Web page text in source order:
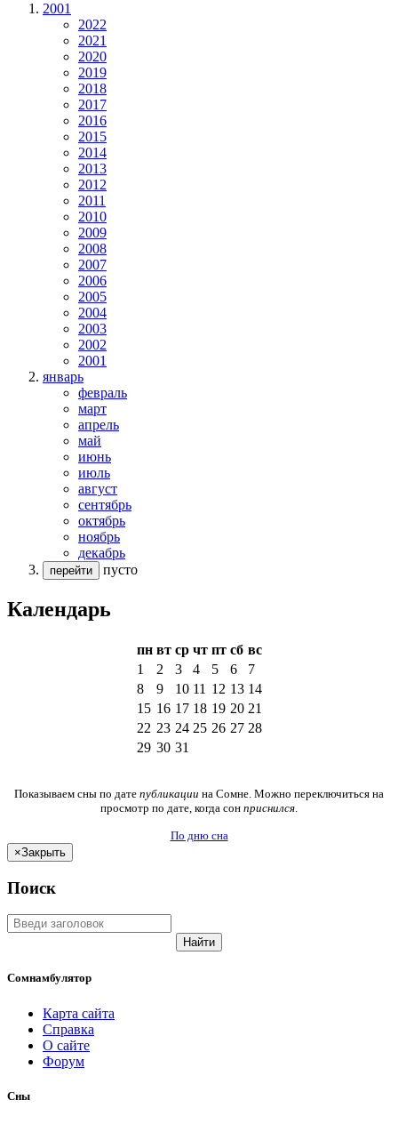
2001
2022
2021
2020
2019
2018
2017
2016
2015
2014
2013
2012
2011
2010
2009
2008
2007
2006
2005
2004
2003
2002
2001
январь
февраль
март
апрель
май
июнь
июль
август
сентябрь
октябрь
ноябрь
декабрь
перейти пусто
Календарь
пн вт ср чт пт сб вс
1
2 3 4 5 6
7
8
9 10 11 12 13 14
15 16 17 18 19 20 21
22 23 24 25 26 27 28
29 30 31
Показываем сны по дате публикации на Сомне. Можно переключиться на
просмотр по дате, когда сон приснился
По дню сна
×Закрыть
Поиск
Найти
Сомнамбулятор
Карта сайта
Справка
О сайте
Форум
Сны